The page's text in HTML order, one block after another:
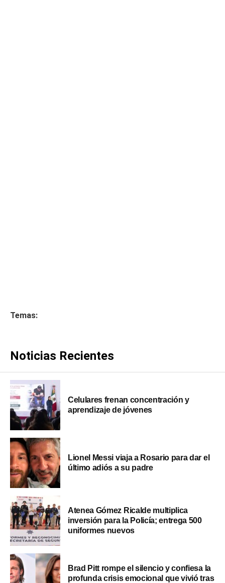
Temas:
Noticias Recientes
Celulares frenan concentración y
aprendizaje de jóvenes
Lionel Messi viaja a Rosario para dar el
último adiós a su padre
Atenea Gómez Ricalde multiplica
inversión para la Policía; entrega 500
uniformes nuevos
Brad Pitt rompe el silencio y confiesa la
profunda crisis emocional que vivió tras